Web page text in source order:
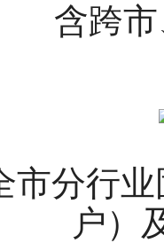
含跨
市分行
户）